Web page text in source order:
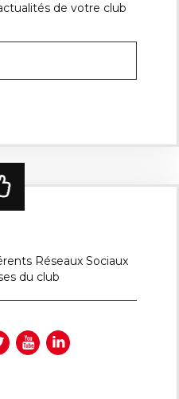
de votre club
Réseaux Sociaux
du club